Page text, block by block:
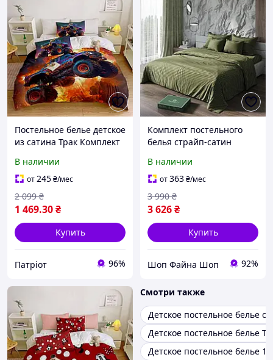
Постельное белье детское
из сатина Трак Комплект
для мальчика
В наличии
от245₴/мес
1 469.30₴
2 099 ₴
Купить
Патріот 96%
Комплект постельного
белья страйп-сатин
(детский) Хаки
В наличии
от363₴/мес
3 626₴
3 990 ₴
Купить
Шоп Файна Шоп 92%
Смотри также
Детское постельное белье
Детское постельное белье
Детское постельное белье